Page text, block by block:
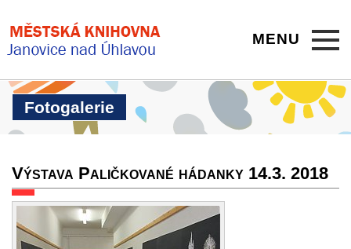
MENU
Fotogalerie
Výstava Paličkované hádanky 14.3. 2018